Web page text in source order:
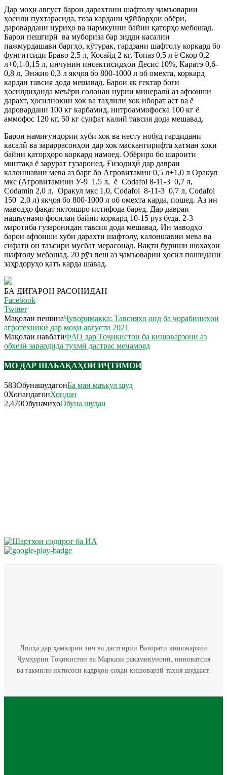
Дар моҳи август барои дарахтони шафтолу ҷамъоварии
ҳосили пухтарасида, тоза кардани ҷӯйборҳои обёрӣ,
даровардани нуриҳо ва нармкунии байни қаторҳо мебошад.
Барои пешгирӣ ва мубориза бар зидди касалии
пажмурдашави баргҳо, қӯтурак, гардзани шафтолу коркард бо
фунгитсиди Браво 2,5 л, Косайд 2 кг, Топаз 0,5 л ё Скор 0,2
л+0,1-0,15 л, инчунин инсектисидҳои Десис 10%, Каратэ 0,6-
0,8 л, Энжио 0,3 л якҷоя бо 800-1000 л об омехта, коркард
кардан тавсия дода мешавад. Барои як гектар боғи
ҳосилдиҳанда меъёри солонаи нурии минералӣ аз афзоиши
дарахт, ҳосилнокии хок ва таҳлили хок иборат аст ва ё
даровардани 100 кг карбамид, нитроаммофоска 100 кг ё
аммофос 120 кг, 50 кг сулфат калий тавсия дода мешавад.
Барои намиғундории хуби хок ва несту нобуд гардидани
касалӣ ва зараррасонҳои дар хок маскангирифта ҳатман хоки
байни қаторҳоро коркард намоед. Обёриро бо шароити
минтақа ё зарурат гузаронед. Ғизодиҳӣ дар давраи
калоншавии мева аз барг бо Агровитамин 0,5 л+1,0 л Оракул
мкс (Агровитамини У-9 1,5 л, ё Codafol 8-11-3 0,7 л,
Codamin 2,0 л, Оракул мкс 1,0, Codafol 8-11-3 0,7 л, Codafol
150 2,0 л) якҷоя бо 800-1000 л об омехта карда, пошед. Аз ин
маводҳо фақат яктояшро истифода баред. Дар давраи
нашъунамо фосилаи байни коркард 10-15 рӯз буда, 2-3
маротиба гузаронидан тавсия дода мешавад. Ин маводҳо
барои афзоиши хуби дарахти шафтолу, калоншавии мева ва
сифати он таъсири мусбат мерасонад. Вақти буриши шохаҳои
шафтолу мебошад. 20 рӯз пеш аз ҷамъоварии ҳосил пошидани
заҳрдоруҳо қатъ карда шавад.
БА ДИГАРОН РАСОНИДАН
Facebook
Twitter
Мақолаи пешинаҶуворимакка: Тавсияҳо оид ба чорабиниҳои
агротехникӣ дар моҳи августи 2021
Мақолаи навбатӣФАО дар Тоҷикистон ба кишоварзони аз
обхезӣ зарардида тухмӣ дастрас менамояд
МО ДАР ШАБАҚАҲОИ ИҶТИМОӢ
583ОбунашудагонБа ман маъқул шуд
0ХонандагонХондан
2,470ОбуначиҳоОбуна шудан
Лоиҳа дар ҳамкории зич ва дастгирии Вазорати кишоварзии
Ҷумҳурии Тоҷикистон ва Маркази рақамикунонӣ, инноватсия
ва такмили ихтисоси кадрҳои соҳаи кишоварзӣ таҳия шудааст.